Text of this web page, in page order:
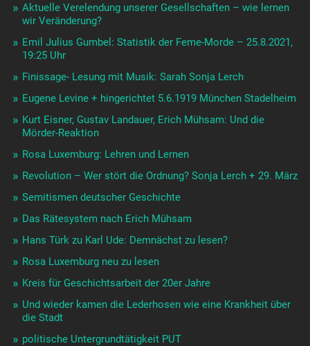
Aktuelle Verelendung unserer Gesellschaften – wie lernen
wir Veränderung?
Emil Julius Gumbel: Statistik der Feme-Morde – 25.8.2021,
19:25 Uhr
Finissage- Lesung mit Musik: Sarah Sonja Lerch
Eugene Levine + hingerichtet 5.6.1919 München Stadelheim
Kurt Eisner, Gustav Landauer, Erich Mühsam: Und die
Mörder-Reaktion
Rosa Luxemburg: Lehren und Lernen
Revolution – Wer stört die Ordnung? Sonja Lerch + 29. März
Semitismen deutscher Geschichte
Das Rätesystem nach Erich Mühsam
Hans Türk zu Karl Ude: Demnächst zu lesen?
Rosa Luxemburg neu zu lesen
Kreis für Geschichtsarbeit der 20er Jahre
Und wieder kamen die Lederhosen wie eine Krankheit über
die Stadt
politische Untergrundtätigkeit PUT